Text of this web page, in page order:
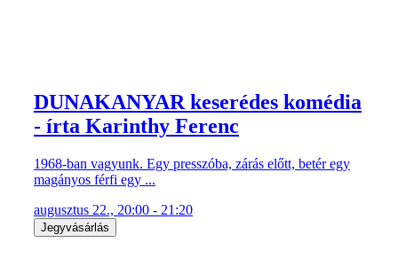
DUNAKANYAR keserédes komédia
- írta Karinthy Ferenc
1968-ban vagyunk. Egy presszóba, zárás előtt, betér egy
magányos férfi egy ...
augusztus 22., 20:00 - 21:20
Jegyvásárlás